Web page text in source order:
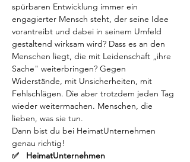
spürbaren Entwicklung immer ein
engagierter Mensch steht, der seine Idee
vorantreibt und dabei in seinem Umfeld
gestaltend wirksam wird? Dass es an den
Menschen liegt, die mit Leidenschaft „ihre
Sache" weiterbringen? Gegen
Widerstände, mit Unsicherheiten, mit
Fehlschlägen. Die aber trotzdem jeden Tag
wieder weitermachen. Menschen, die
lieben, was sie tun.
Dann bist du bei HeimatUnternehmen
genau richtig!
✅   HeimatUnternehmen